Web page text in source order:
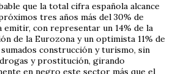
que la total cifra española alcance
tres años más del 30% de
emitir, con representar un 14% de la
de la Eurozona y un optimista 11% de
sumados construcción y turismo, sin
y prostitución, girando
en negro este sector más que el